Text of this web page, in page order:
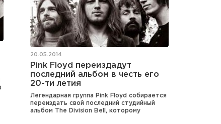
20.05.2014
Pink Floyd переиздадут
последний альбом в честь его
20-ти летия
Легендарная группа Pink Floyd собирается
переиздать свой последний студийный
альбом The Division Bell, которому